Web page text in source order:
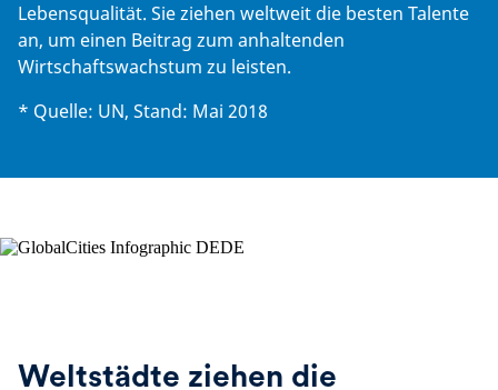
Lebensqualität. Sie ziehen weltweit die besten Talente
an, um einen Beitrag zum anhaltenden
Wirtschaftswachstum zu leisten.
* Quelle: UN, Stand: Mai 2018
Weltstädte ziehen die